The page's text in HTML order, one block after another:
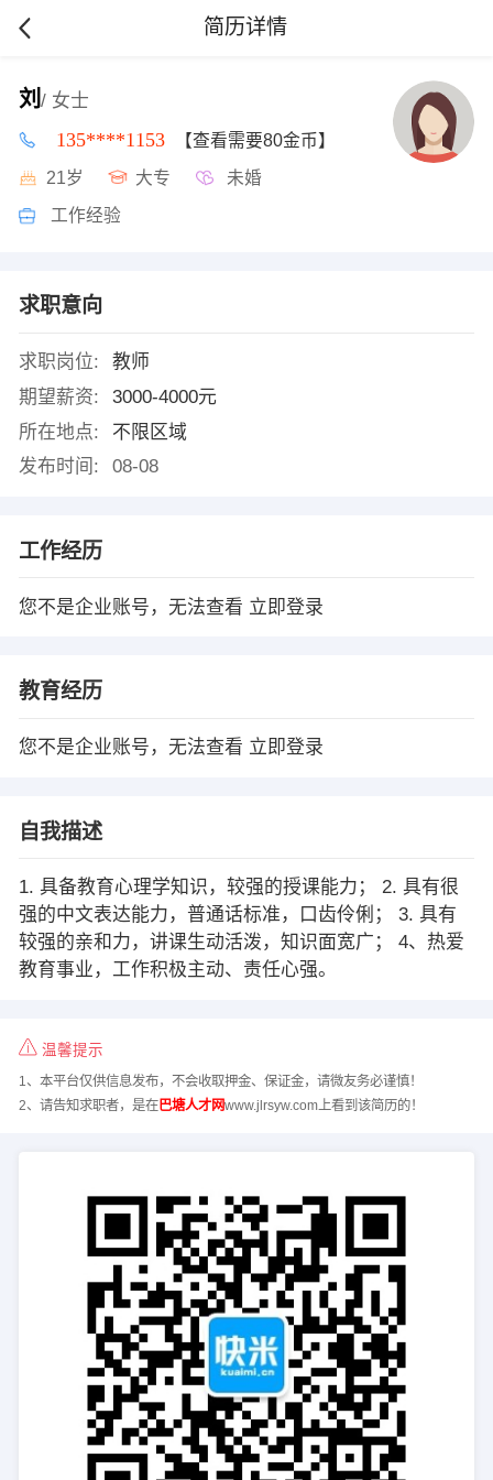
简历详情
刘 / 女士
135****1153 【查看需要80金币】
21岁 大专 未婚
工作经验
求职意向
求职岗位:
教师
期望薪资:
3000-4000元
所在地点:
不限区域
发布时间:
08-08
工作经历
您不是企业账号，无法查看 立即登录
教育经历
您不是企业账号，无法查看 立即登录
自我描述
1. 具备教育心理学知识，较强的授课能力； 2. 具有很
强的中文表达能力，普通话标准，口齿伶俐； 3. 具有
较强的亲和力，讲课生动活泼，知识面宽广； 4、热爱
教育事业，工作积极主动、责任心强。
温馨提示
1、本平台仅供信息发布，不会收取押金、保证金，请微友务必谨慎！
2、请告知求职者，是在巴塘人才网www.jlrsyw.com上看到该简历的！